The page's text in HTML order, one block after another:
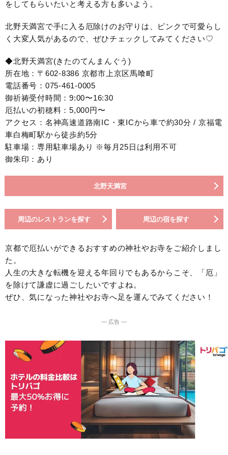
をしてもらいたいと考える方も多いよう。
北野天満宮で手に入る厄除けのお守りは、ピンクで可愛らし
く大変人気があるので、ぜひチェックしてみてください♡
◆北野天満宮(きたのてんまんぐう)
所在地：〒602-8386 京都市上京区馬喰町
電話番号：075-461-0005
御祈祷受付時間：9:00〜16:30
厄払いの初穂料：5,000円〜
アクセス：名神高速道路南IC・東ICから車で約30分 / 京福電
車白梅町駅から徒歩約5分
駐車場：専用駐車場あり ※毎月25日は利用不可
御朱印：あり
北野天満宮
周辺のレストランを探す 周辺の宿を探す
京都で厄払いができるおすすめの神社やお寺をご紹介しまし
た。
人生の大きな転機を迎える年回りでもあるからこそ、「厄」
を除けて謙虚に過ごしたいですよね。
ぜひ、気になった神社やお寺へ足を運んでみてください！
― 広告 ―